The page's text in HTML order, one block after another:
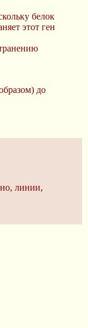
белок
этот ген
до
линии,